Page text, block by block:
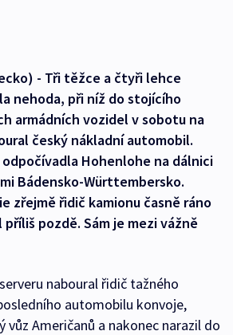
- Tři těžce a čtyři lehce
nehoda, při níž do stojícího
armádních vozidel v sobotu na
český nákladní automobil.
Hohenlohe na dálnici
Bádensko-Württembersko.
zřejmě řidič kamionu časně ráno
pozdě. Sám je mezi vážně
naboural řidič tažného
automobilu konvoje,
vůz Američanů a nakonec narazil do